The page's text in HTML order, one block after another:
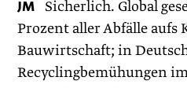
JM Sicherlich. Global
Prozent aller Abfälle aufs
Bauwirtschaft; in
Recyclingbemühungen